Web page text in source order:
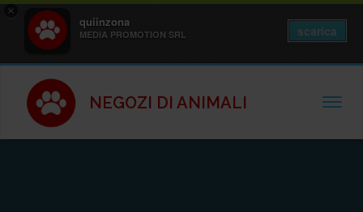
×
quiinzona
MEDIA PROMOTION SRL scarica
NEGOZI DI ANIMALI